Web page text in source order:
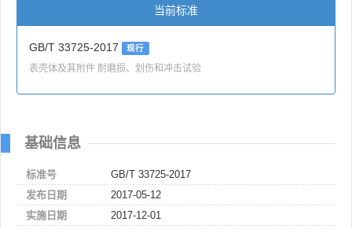
当前标准
GB/T 33725-2017 现行
表壳体及其附件 耐磨损、划伤和冲击试验
基础信息
标准号
GB/T 33725-2017
发布日期
2017-05-12
实施日期
2017-12-01